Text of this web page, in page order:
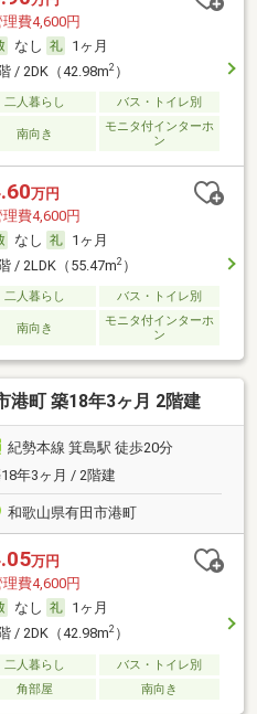
理費4,600円
なし
1ヶ月
/ 2DK（42.98m2）
二人暮らし バス・トイレ別
南向き
モニタ付インターホ
ン
万円
理費4,600円
なし
1ヶ月
/ 2LDK（55.47m2）
二人暮らし バス・トイレ別
南向き
モニタ付インターホ
ン
港町 築18年3ヶ月 2階建
紀勢本線 箕島駅 徒歩20分
年3ヶ月 / 2階建
和歌山県有田市港町
万円
理費4,600円
なし
1ヶ月
/ 2DK（42.98m2）
二人暮らし
バス・トイレ別
角部屋 南向き